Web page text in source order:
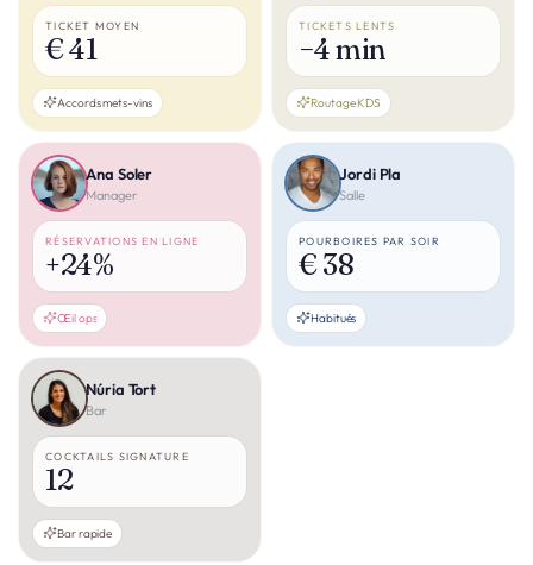
TICKET MOYEN
€ 41
Accords mets-vins
TICKETS LENTS
−4 min
Routage KDS
Ana Soler
Manager
RÉSERVATIONS EN LIGNE
+24%
Œil ops
Jordi Pla
Salle
POURBOIRES PAR SOIR
€ 38
Habitués
Núria Tort
Bar
COCKTAILS SIGNATURE
12
Bar rapide